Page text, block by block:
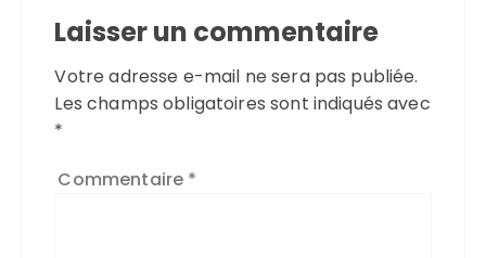
Laisser un commentaire
Votre adresse e-mail ne sera pas publiée.
Les champs obligatoires sont indiqués avec
*
Commentaire *